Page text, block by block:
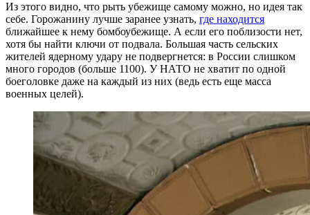
Из этого видно, что рыть убежище самому можно, но идея так
себе. Горожанину лучше заранее узнать, где находится
ближайшее к нему бомбоубежище. А если его поблизости нет,
хотя бы найти ключи от подвала. Большая часть сельских
жителей ядерному удару не подвергнется: в России слишком
много городов (больше 1100). У НАТО не хватит по одной
боеголовке даже на каждый из них (ведь есть еще масса
военных целей).